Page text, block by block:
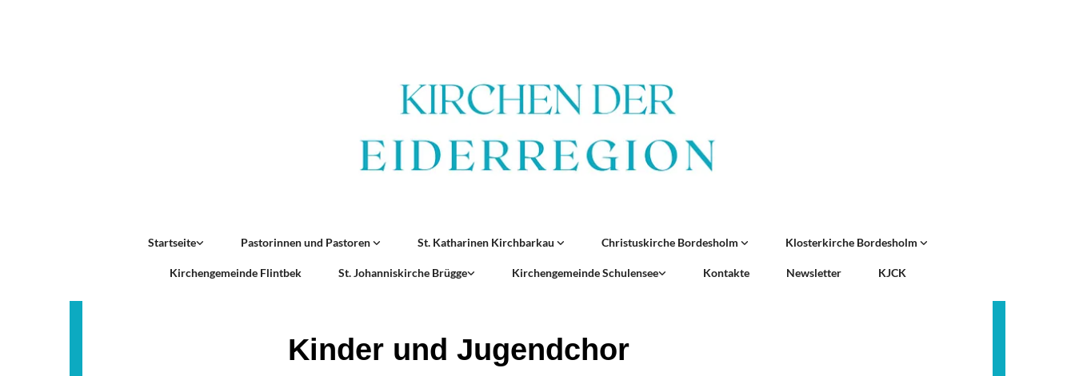
Startseite Pastorinnen und Pastoren St. Katharinen Kirchbarkau Christuskirche Bordesholm Klosterkirche Bordesholm
Kirchengemeinde Flintbek St. Johanniskirche Brügge Kirchengemeinde Schulensee Kontakte Newsletter KJCK
Kinder und Jugendchor